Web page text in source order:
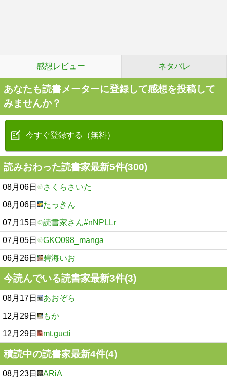
感想レビュー ネタバレ
あなたも読書メーターに登録して感想を投稿して
みませんか？
今すぐ登録する（無料）
読みおわった読書家最新5件(300)
08月06日 さくらさいた
08月06日 たっきん
07月15日 読書家さん#nNPLLr
07月05日 GKO098_manga
06月26日 碧海いお
今読んでいる読書家最新3件(3)
08月17日 あおぞら
12月29日 もか
12月29日 mt.gucti
積読中の読書家最新4件(4)
08月23日 ARiA